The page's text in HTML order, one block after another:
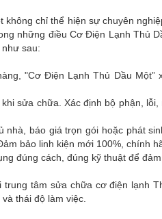
chỉ thể hiện sự chuyên
những điều Cơ Điện Lạnh Thủ
sau:
"Cơ Điện Lạnh Thủ Dầu
sửa chữa. Xác định bộ phận,
báo giá trọn gói hoặc phát
bảo linh kiện mới 100%, chính
đúng cách, đúng kỹ thuật để
tâm sửa chữa cơ điện lạnh
thái độ làm việc.